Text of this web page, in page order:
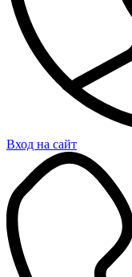
Вход на сайт